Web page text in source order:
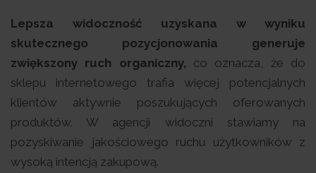
Lepsza widoczność uzyskana w wyniku
skutecznego pozycjonowania generuje
zwiększony ruch organiczny, co oznacza, że do
sklepu internetowego trafia więcej potencjalnych
klientów aktywnie poszukujących oferowanych
produktów. W agencji widoczni stawiamy na
pozyskiwanie jakościowego ruchu użytkowników z
wysoką intencją zakupową.